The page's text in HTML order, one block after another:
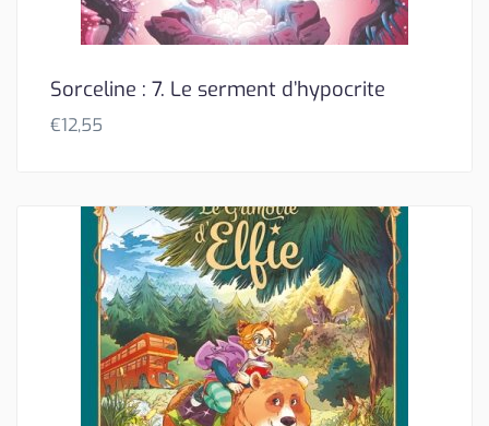
Sorceline : 7. Le serment d’hypocrite
€12,55